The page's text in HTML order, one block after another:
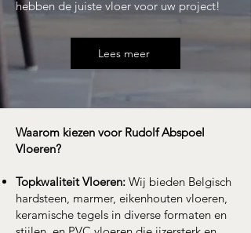
hebben de juiste vloer voor uw project!
Lees meer
Waarom kiezen voor Rudolf Abspoel
Vloeren?
Topkwaliteit Vloeren: Wij bieden Belgisch
hardsteen, marmer, eikenhouten vloeren,
keramische tegels in diverse formaten en